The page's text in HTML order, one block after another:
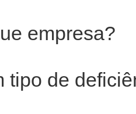
empresa?
tipo de